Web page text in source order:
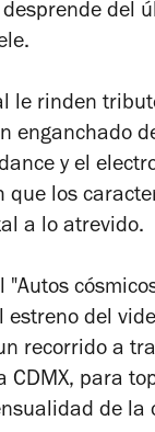
del
le rinden
enganchado
y el
que los
a lo atrevido.
"Autos
estreno del
recorrido a
CDMX, para
de la